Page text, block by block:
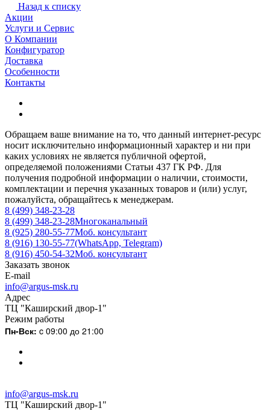
Назад к списку
Акции
Услуги и Сервис
О Компании
Конфигуратор
Доставка
Особенности
Контакты
Обращаем ваше внимание на то, что данный интернет-ресурс
носит исключительно информационный характер и ни при
каких условиях не является публичной офертой,
определяемой положениями Статьи 437 ГК РФ. Для
получения подробной информации о наличии, стоимости,
комплектации и перечня указанных товаров и (или) услуг,
пожалуйста, обращайтесь к менеджерам.
8 (499) 348-23-28
8 (499) 348-23-28Многоканальный
8 (925) 280-55-77Моб. консультант
8 (916) 130-55-77(WhatsApp, Telegram)
8 (916) 450-54-32Моб. консультант
Заказать звонок
E-mail
info@argus-msk.ru
Адрес
ТЦ "Каширский двор-1"
Режим работы
Пн-Вск: c 09:00 до 21:00
info@argus-msk.ru
ТЦ "Каширский двор-1"